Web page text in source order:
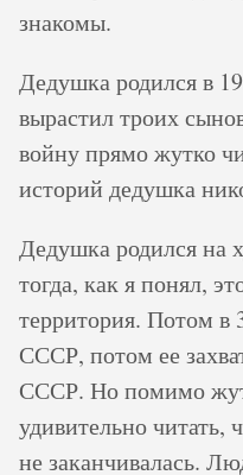
знакомы.
Дедушка родился в
вырастил троих
войну прямо жутко
историй дедушка
Дедушка родился на
тогда, как я понял,
территория. Потом в
СССР, потом ее
СССР. Но помимо
удивительно читать,
не заканчивалась.